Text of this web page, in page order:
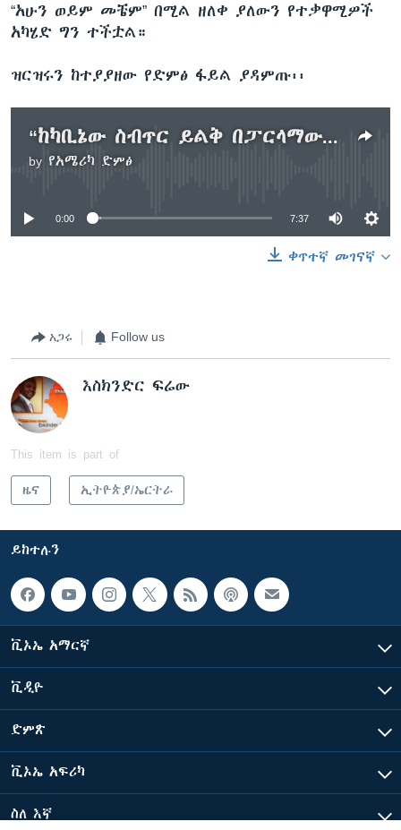
“አሁን ወይም መቼም” በሚል ዘለቀ ያለውን የተቃዋሚዎች
አካሄድ ግን ተችቷል።
ዝርዝሩን ከተያያዘው የድምፅ ፋይል ያዳምጡ፡፡
“ከካቢኔው ስብጥር ይልቅ በፓርላማው ወካይነት መሠራት አለበት” - ተቃዋሚ ፓርቲዎች
by የአሜሪካ ድምፅ
No media source currently available
0:00 7:37
ቀጥተኛ መገናኛ
አጋሩ Follow us
እስክንድር ፍሬው
This item is part of
ዜና ኢትዮጵያ/ኤርትራ
ይከተሉን
ቪኦኤ አማርኛ
ቪዲዮ
ድምጽ
ቪኦኤ አፍሪካ
ስለ እኛ